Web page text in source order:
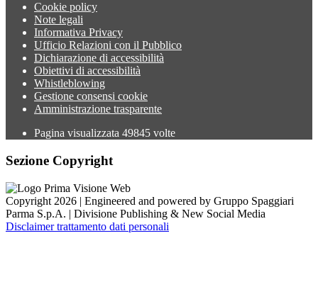
Cookie policy
Note legali
Informativa Privacy
Ufficio Relazioni con il Pubblico
Dichiarazione di accessibilità
Obiettivi di accessibilità
Whistleblowing
Gestione consensi cookie
Amministrazione trasparente
Pagina visualizzata 49845 volte
Sezione Copyright
Copyright 2026 | Engineered and powered by Gruppo Spaggiari
Parma S.p.A. | Divisione Publishing & New Social Media
Disclaimer trattamento dati personali